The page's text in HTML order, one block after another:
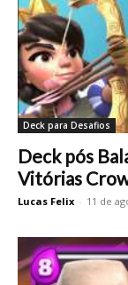
Deck para Desafios
Deck pós
Vitórias
Lucas Felix - 11 de